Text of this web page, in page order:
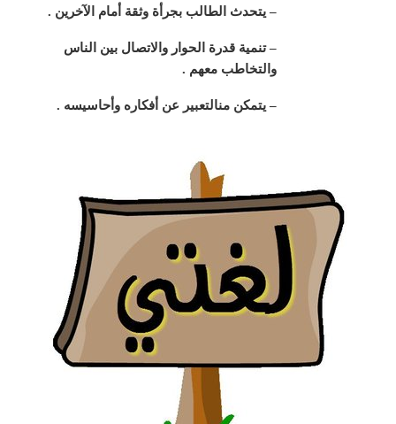
– يتحدث الطالب بجرأة وثقة أمام الآخرين .
– تنمية قدرة الحوار والاتصال بين الناس
والتخاطب معهم .
– يتمكن منالتعبير عن أفكاره وأحاسيسه .